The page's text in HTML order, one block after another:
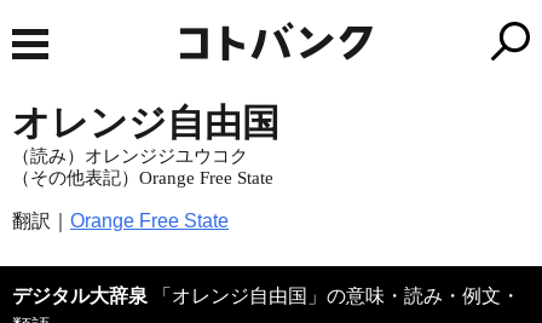
オレンジ自由国
（読み）オレンジジユウコク
（その他表記）Orange Free State
翻訳｜ Orange Free State
デジタル大辞泉 「オレンジ自由国」の意味・読み・例文・